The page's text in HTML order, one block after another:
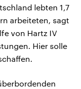
lebten 1,7
arbeiteten, sagt
von Hartz IV
Hier solle